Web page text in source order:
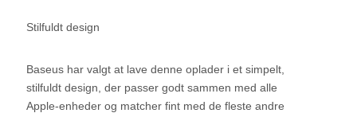
Stilfuldt design
Baseus har valgt at lave denne oplader i et simpelt,
stilfuldt design, der passer godt sammen med alle
Apple-enheder og matcher fint med de fleste andre